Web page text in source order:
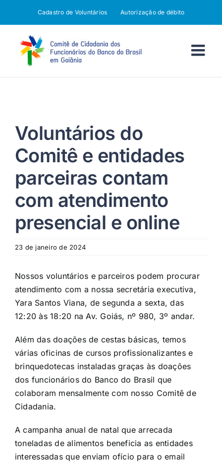
conteúdo
Cadastro de Voluntários Autorização de débito
Voluntários do
Comitê e entidades
parceiras contam
com atendimento
presencial e online
23 de janeiro de 2024
Nossos voluntários e parceiros podem procurar
atendimento com a nossa secretária executiva,
Yara Santos Viana, de segunda a sexta, das
12:20 às 18:20 na Av. Goiás, nº 980, 3º andar.
Além das doações de cestas básicas, temos
várias oficinas de cursos profissionalizantes e
brinquedotecas instaladas graças às doações
dos funcionários do Banco do Brasil que
colaboram mensalmente com nosso Comitê de
Cidadania.
A campanha anual de natal que arrecada
toneladas de alimentos beneficia as entidades
interessadas que enviam ofício para o email